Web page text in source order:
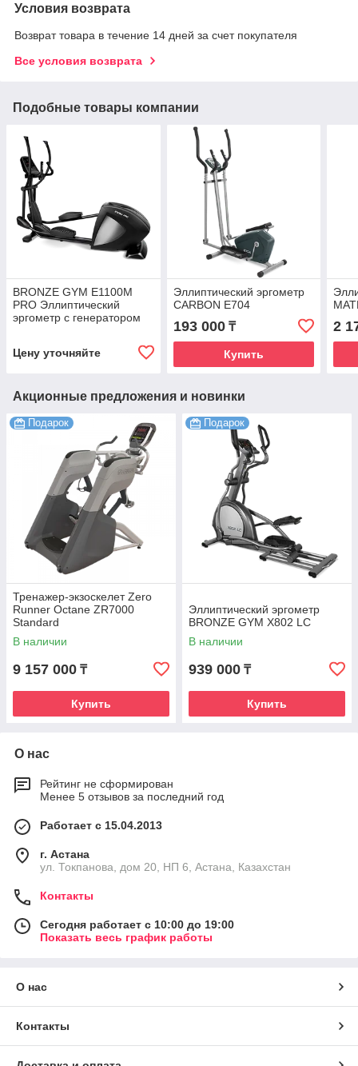
Условия возврата
Возврат товара в течение 14 дней за счет покупателя
Все условия возврата
Подобные товары компании
BRONZE GYM E1100M
PRO Эллиптический
эргометр с генератором
Цену уточняйте
Эллиптический эргометр
CARBON E704
193 000₸
Купить
2
Акционные предложения и новинки
Подарок
Тренажер-экзоскелет Zero
Runner Octane ZR7000
Standard
В наличии
9 157 000 ₸
Купить
Подарок
Эллиптический эргометр
BRONZE GYM X802 LC
В наличии
939 000 ₸
Купить
О нас
Рейтинг не сформирован
Менее 5 отзывов за последний год
Работает с 15.04.2013
г. Астана
ул. Токпанова, дом 20, НП 6, Астана, Казахстан
Контакты
Сегодня работает с 10:00 до 19:00
Показать весь график работы
О нас
Контакты